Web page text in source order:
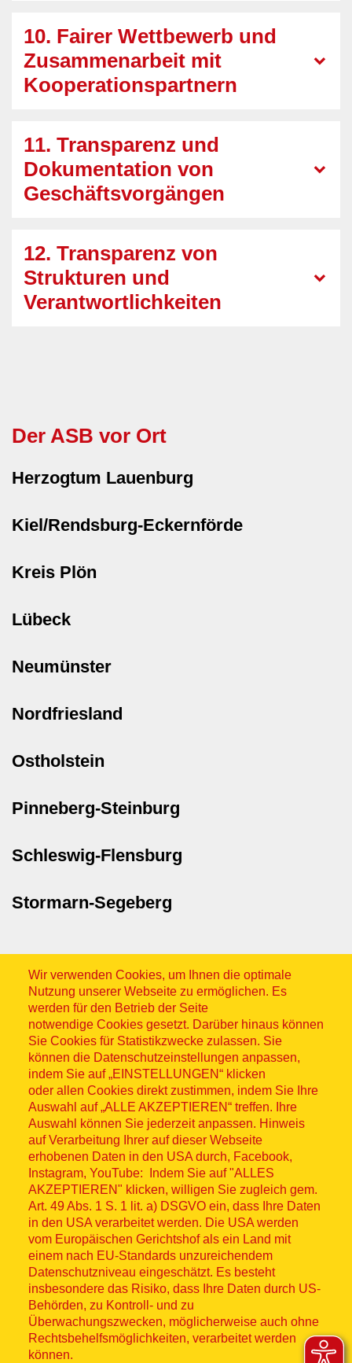
10. Fairer Wettbewerb und
Zusammenarbeit mit
Kooperationspartnern
11. Transparenz und
Dokumentation von
Geschäftsvorgängen
12. Transparenz von
Strukturen und
Verantwortlichkeiten
Der ASB vor Ort
Herzogtum Lauenburg
Kiel/Rendsburg-Eckernförde
Kreis Plön
Lübeck
Neumünster
Nordfriesland
Ostholstein
Pinneberg-Steinburg
Schleswig-Flensburg
Stormarn-Segeberg
Wir verwenden Cookies, um Ihnen die optimale
Nutzung unserer Webseite zu ermöglichen. Es
werden für den Betrieb der Seite
notwendige Cookies gesetzt. Darüber hinaus können
Sie Cookies für Statistikzwecke zulassen. Sie
können die Datenschutzeinstellungen anpassen,
indem Sie auf „EINSTELLUNGEN“ klicken
oder allen Cookies direkt zustimmen, indem Sie Ihre
Auswahl auf „ALLE AKZEPTIEREN“ treffen. Ihre
Auswahl können Sie jederzeit anpassen. Hinweis
auf Verarbeitung Ihrer auf dieser Webseite
erhobenen Daten in den USA durch, Facebook,
Instagram, YouTube: Indem Sie auf "ALLES
AKZEPTIEREN" klicken, willigen Sie zugleich gem.
Art. 49 Abs. 1 S. 1 lit. a) DSGVO ein, dass Ihre Daten
in den USA verarbeitet werden. Die USA werden
vom Europäischen Gerichtshof als ein Land mit
einem nach EU-Standards unzureichendem
Datenschutzniveau eingeschätzt. Es besteht
insbesondere das Risiko, dass Ihre Daten durch US-
Behörden, zu Kontroll- und zu
Überwachungszwecken, möglicherweise auch ohne
Rechtsbehelfsmöglichkeiten, verarbeitet werden
können.
Sitemap
© ASB 2026
Fußzeilenmenü
Impressum
Datenschutz
Kontakt
Hinweisgebersystem
Lieferkette
Widerruf